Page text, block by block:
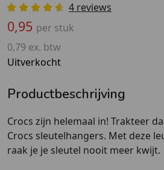
4 reviews
0,95 per stuk
0,79 ex. btw
Uitverkocht
Productbeschrijving
Crocs zijn helemaal in! Trakteer
Crocs sleutelhangers. Met deze
raak je je sleutel nooit meer kwijt.